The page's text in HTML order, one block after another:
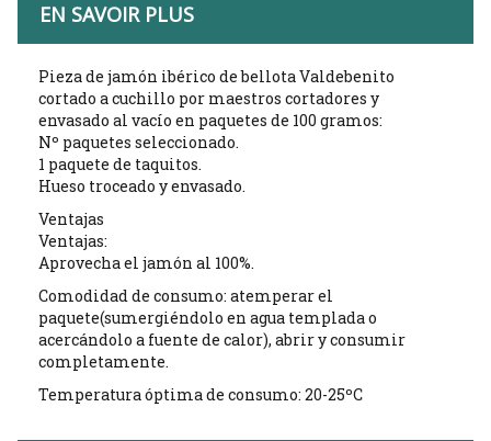
EN SAVOIR PLUS
Pieza de jamón ibérico de bellota Valdebenito
cortado a cuchillo por maestros cortadores y
envasado al vacío en paquetes de 100 gramos:
Nº paquetes seleccionado.
1 paquete de taquitos.
Hueso troceado y envasado.
Ventajas
Ventajas:
Aprovecha el jamón al 100%.
Comodidad de consumo: atemperar el
paquete(sumergiéndolo en agua templada o
acercándolo a fuente de calor), abrir y consumir
completamente.
Temperatura óptima de consumo: 20-25ºC